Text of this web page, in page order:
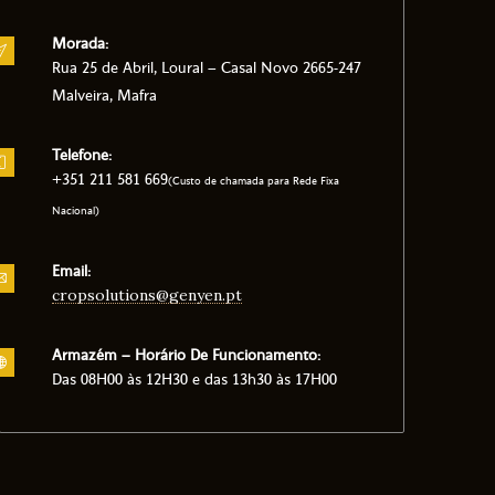
Morada:
Rua 25 de Abril, Loural – Casal Novo 2665-247
Malveira, Mafra
Telefone:
+351 211 581 669(Custo de chamada para Rede Fixa
Nacional)
Email:
cropsolutions@genyen.pt
Armazém – Horário De Funcionamento:
Das 08H00 às 12H30 e das 13h30 às 17H00